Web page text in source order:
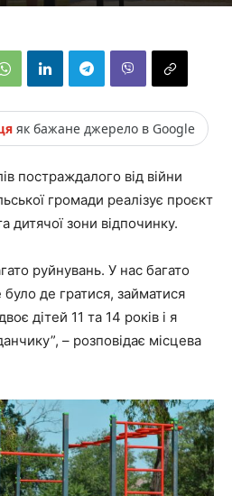
як бажане джерело в Google
постраждалого від війни
громади реалізує проєкт
дитячої зони відпочинку.
руйнувань. У нас багато
було де гратися, займатися
дітей 11 та 14 років і я
– розповідає місцева